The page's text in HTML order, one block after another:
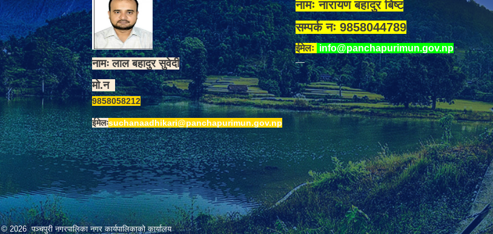
नामः लाल बहादुर सुवेदी
मो.न
9858058212
ईमेलःsuchanaadhikari@panchapurimun.gov.np
नामः नारायण बहादुर बिष्ट
सम्पर्क नः 9858044789
ईमेलः info@panchapurimun.gov.np
© 2026 पञ्चपुरी नगरपालिका नगर कार्यपालिकाको कार्यालय